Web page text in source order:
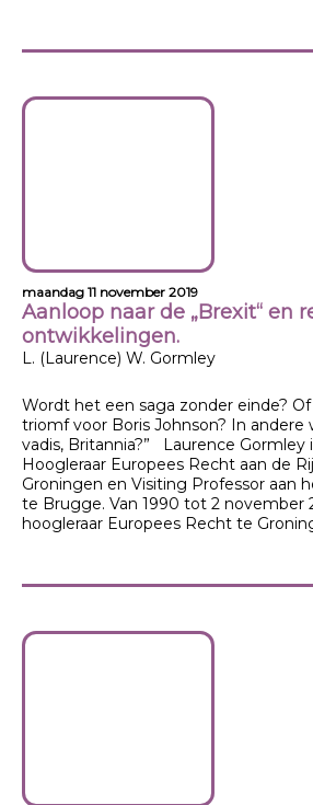
maandag 11 november 2019
Aanloop naar de „Brexit“ en
ontwikkelingen.
L. (Laurence) W. Gormley
Wordt het een saga zonder einde?
triomf voor Boris Johnson? In andere
vadis, Britannia?” Laurence Gormley
Hoogleraar Europees Recht aan de
Groningen en Visiting Professor aan
te Brugge. Van 1990 tot 2 november
hoogleraar Europees Recht te